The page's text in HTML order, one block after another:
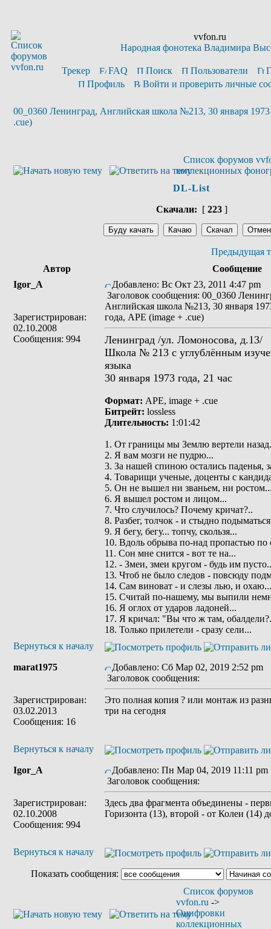
vvfon.ru
Народная фонотека Владимира
Трекер FAQ Поиск Пользователи
Профиль
Войти и проверить личные
00_0360 Ленинград, Английская школа №213, 30 января
.cue)
Список форумов
коллекционных
DL-List
Скачали: [ 223]
Предыдущая
Автор
Сообщение
Igor_A
Зарегистрирован:
02.10.2008
Сообщения: 994
Добавлено: Вс Окт 23, 2011 4:47 pm
Заголовок сообщения: 00_0360
Английская школа №213, 30 января
года, APE (image + .cue)
Ленинград /ул. Ломоносова, д.13/
Школа № 213 с углублённым
языка
30 января 1973 года, 21 час
Формат: APE, image + .cue
Битрейт: lossless
Длительность: 1:01:42
1. От границы мы Землю вертели
2. Я вам мозги не пудрю...
3. За нашей спиною остались паденья,
4. Товарищи ученые, доценты с
5. Он не вышел ни званьем, ни
6. Я вышел ростом и лицом...
7. Что случилось? Почему кричат?..
8. Разбег, толчок - и стыдно
9. Я бегу, бегу... топчу, скользя...
10. Вдоль обрыва по-над пропастью
11. Сон мне снится - вот те на...
12. - Змеи, змеи кругом - будь им
13. Чтоб не было следов - повсюду
14. Сам виноват - и слезы лью, и охаю...
15. Cчитай по-нашему, мы выпили
16. Я оглох от ударов ладоней...
17. Я кричал: "Вы что ж там,
18. Только прилетели - сразу сели...
Вернуться к началу
marat1975
Зарегистрирован:
03.02.2013
Сообщения: 16
Добавлено: Сб Мар 02, 2019 2:52 pm
Заголовок сообщения:
Это полная копия ? или монтаж из
три на сегодня
Вернуться к началу
Igor_A
Зарегистрирован:
02.10.2008
Сообщения: 994
Добавлено: Пн Мар 04, 2019 11:11 pm
Заголовок сообщения:
Здесь два фрагмента объединены -
Горизонта (13), второй - от Колеи (14)
Вернуться к началу
Показать сообщения:
Список форумов
vvfon.ru ->
Оцифровки
коллекционных